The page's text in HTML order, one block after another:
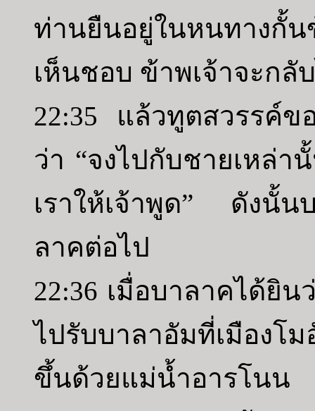
ท่านยืนอยู่ในหนทางกั้
เห็นชอบ ข้าพเจ้าจะกลั
22:35 แล้วทูตสวรรค์ข
ว่า “จงไปกับชายเหล่า
เราให้เจ้าพูด” ดังนั้น
ลาคต่อไป
22:36 เมื่อบาลาคได้ยิ
ไปรับบาลาอัมที่เมืองโ
ขึ้นด้วยแม่น้ำอารโนน